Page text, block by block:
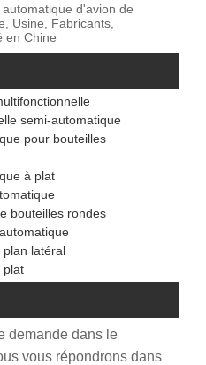
d'avion de
Usine, Fabricants,
en Chine
semi-automatique
pour bouteilles
à plat
bouteilles rondes
plan latéral
plat
demande dans le
vous répondrons dans